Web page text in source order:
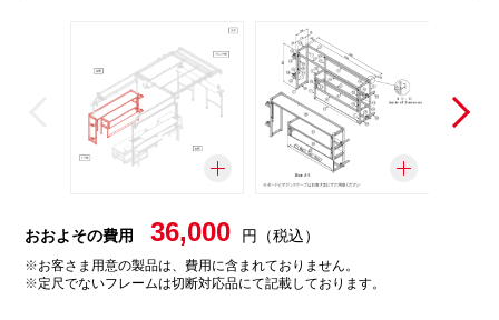
おおよその費用 36,000 円（税込）
※お客さま用意の製品は、費用に含まれておりません。
※定尺でないフレームは切断対応品にて記載しております。